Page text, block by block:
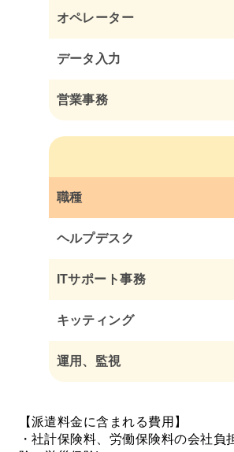
オペレーター
データ入力
営業事務
職種
ヘルプデスク
ITサポート事務
キッティング
運用、監視
【派遣料金に含まれる費用】
・社計保険料、労働保険料の会社